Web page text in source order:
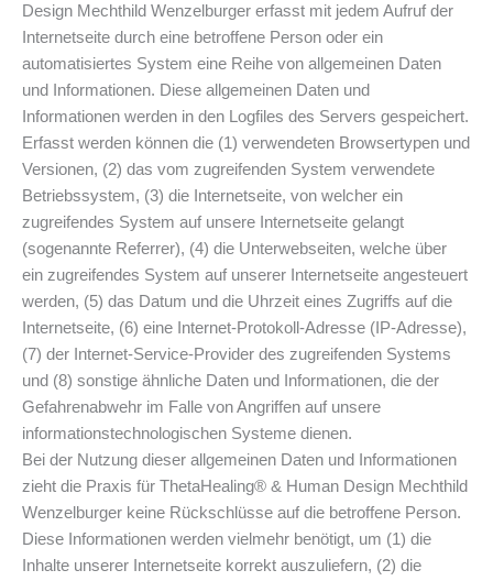
Design Mechthild Wenzelburger erfasst mit jedem Aufruf der
Internetseite durch eine betroffene Person oder ein
automatisiertes System eine Reihe von allgemeinen Daten
und Informationen. Diese allgemeinen Daten und
Informationen werden in den Logfiles des Servers gespeichert.
Erfasst werden können die (1) verwendeten Browsertypen und
Versionen, (2) das vom zugreifenden System verwendete
Betriebssystem, (3) die Internetseite, von welcher ein
zugreifendes System auf unsere Internetseite gelangt
(sogenannte Referrer), (4) die Unterwebseiten, welche über
ein zugreifendes System auf unserer Internetseite angesteuert
werden, (5) das Datum und die Uhrzeit eines Zugriffs auf die
Internetseite, (6) eine Internet-Protokoll-Adresse (IP-Adresse),
(7) der Internet-Service-Provider des zugreifenden Systems
und (8) sonstige ähnliche Daten und Informationen, die der
Gefahrenabwehr im Falle von Angriffen auf unsere
informationstechnologischen Systeme dienen.
Bei der Nutzung dieser allgemeinen Daten und Informationen
zieht die Praxis für ThetaHealing® & Human Design Mechthild
Wenzelburger keine Rückschlüsse auf die betroffene Person.
Diese Informationen werden vielmehr benötigt, um (1) die
Inhalte unserer Internetseite korrekt auszuliefern, (2) die